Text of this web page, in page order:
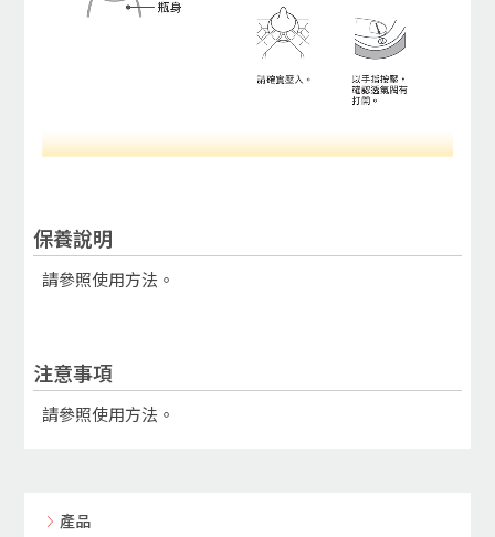
保養說明
請參照使用方法。
注意事項
請參照使用方法。
產品